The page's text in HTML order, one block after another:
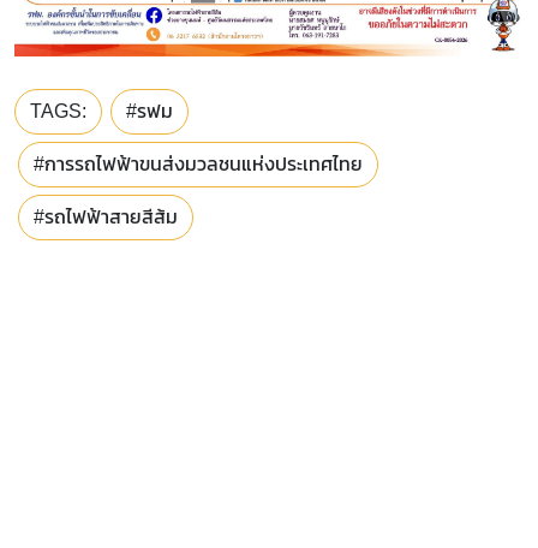
TAGS: #รฟม
#การรถไฟฟ้าขนส่งมวลชนแห่งประเทศไทย
#รถไฟฟ้าสายสีส้ม